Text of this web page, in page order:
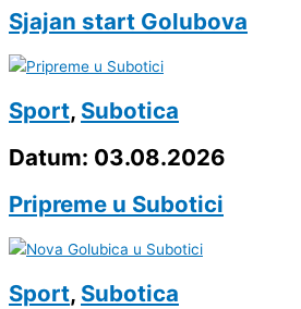
Sjajan start Golubova
Sport, Subotica
Datum: 03.08.2026
Pripreme u Subotici
Sport, Subotica